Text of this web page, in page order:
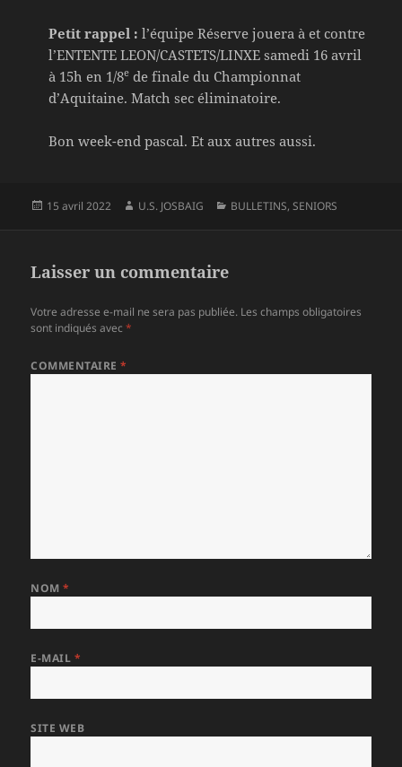
Petit rappel : l’équipe Réserve jouera à et contre
l’ENTENTE LEON/CASTETS/LINXE samedi 16 avril
à 15h en 1/8e de finale du Championnat
d’Aquitaine. Match sec éliminatoire.
Bon week-end pascal. Et aux autres aussi.
Publié
15 avril 2022 Auteur
U.S. JOSBAIG Catégories
BULLETINS,SENIORS
Laisser un commentaire
Votre adresse e-mail ne sera pas publiée. Les champs obligatoires
sont indiqués avec*
COMMENTAIRE*
NOM*
E-MAIL *
SITE WEB